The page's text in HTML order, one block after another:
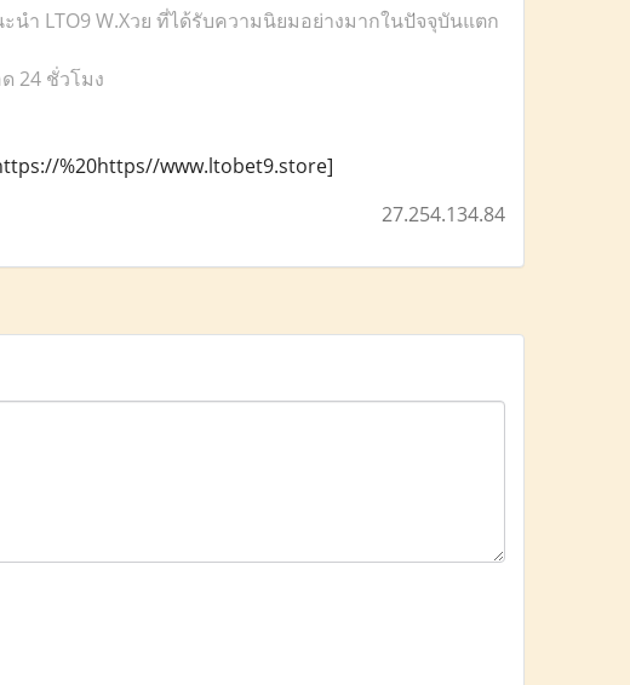
นำ LTO9 W.Xวย ที่ได้รับความนิยมอย่างมากในปัจจุบันแตก
24 ชั่วโมง
%20https//www.ltobet9.store]
27.254.134.84